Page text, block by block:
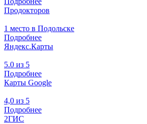
Продокторов
1 место в Подольске
Подробнее
Яндекс.Карты
5.0 из 5
Подробнее
Карты Google
4,0 из 5
Подробнее
2ГИС